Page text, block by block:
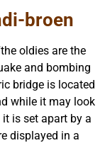
broen
oldies are the
and bombing
bridge is located
while it may look
is set apart by a
displayed in a